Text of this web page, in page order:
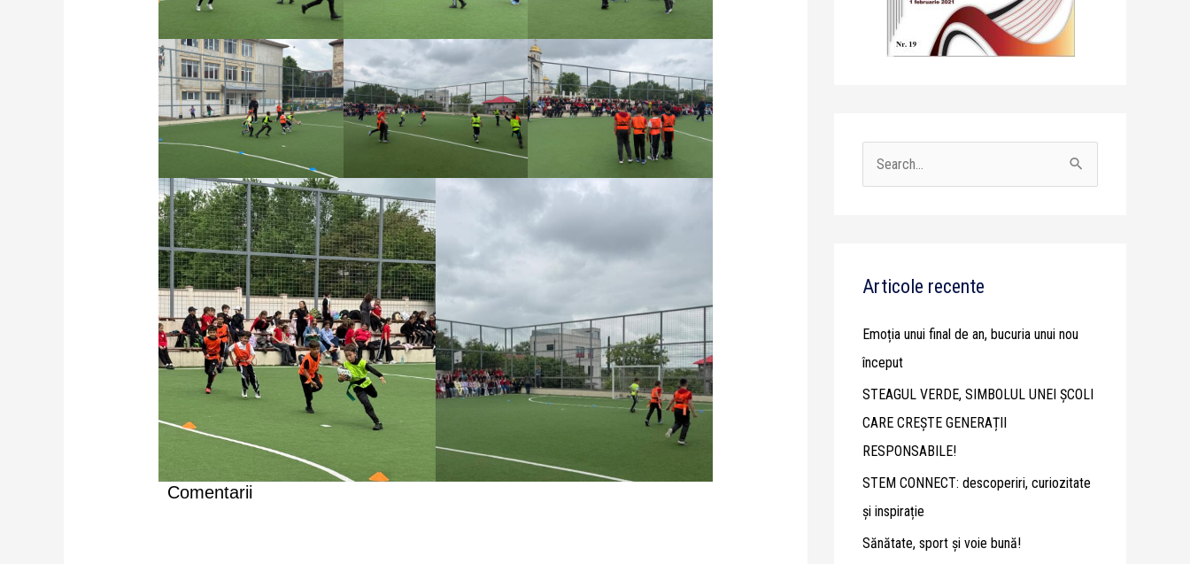
Comentarii
c
f
o
r
:
Articole recente
Emoția unui final de an, bucuria unui nou
început
STEAGUL VERDE, SIMBOLUL UNEI ȘCOLI
CARE CREȘTE GENERAȚII
RESPONSABILE!
STEM CONNECT: descoperiri, curiozitate
și inspirație
Sănătate, sport și voie bună!